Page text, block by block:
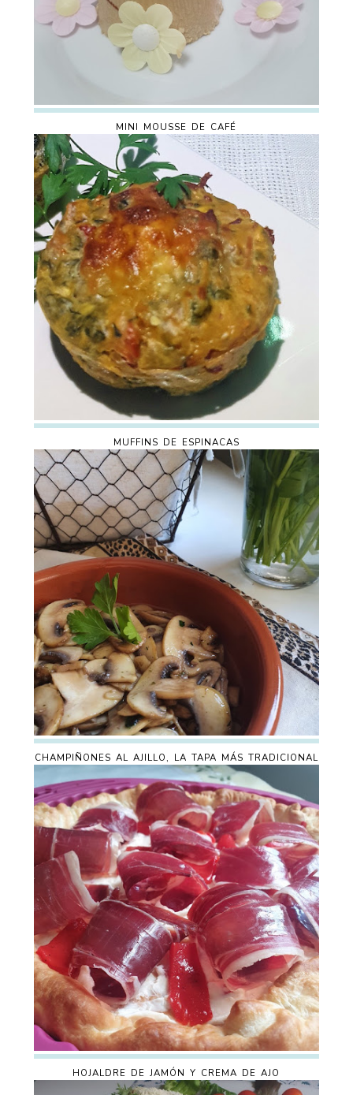
MINI MOUSSE DE CAFÉ
MUFFINS DE ESPINACAS
CHAMPIÑONES AL AJILLO, LA TAPA MÁS TRADICIONAL
HOJALDRE DE JAMÓN Y CREMA DE AJO